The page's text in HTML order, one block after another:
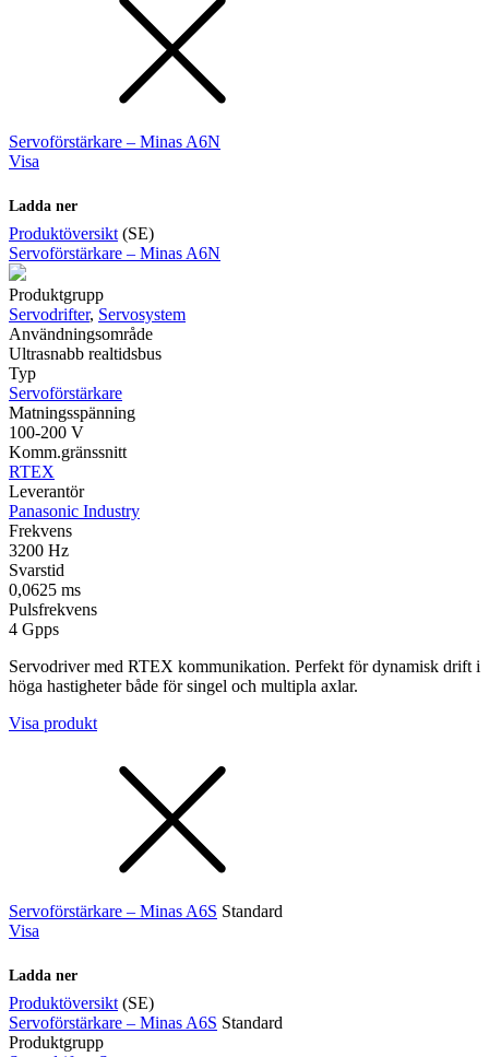
Servoförstärkare – Minas A6N
Visa
Ladda ner
Produktöversikt (SE)
Servoförstärkare – Minas A6N
Produktgrupp
Servodrifter, Servosystem
Användningsområde
Ultrasnabb realtidsbus
Typ
Servoförstärkare
Matningsspänning
100-200 V
Komm.gränssnitt
RTEX
Leverantör
Panasonic Industry
Frekvens
3200 Hz
Svarstid
0,0625 ms
Pulsfrekvens
4 Gpps
Servodriver med RTEX kommunikation. Perfekt för dynamisk drift i
höga hastigheter både för singel och multipla axlar.
Visa produkt
Servoförstärkare – Minas A6S Standard
Visa
Ladda ner
Produktöversikt (SE)
Servoförstärkare – Minas A6S Standard
Produktgrupp